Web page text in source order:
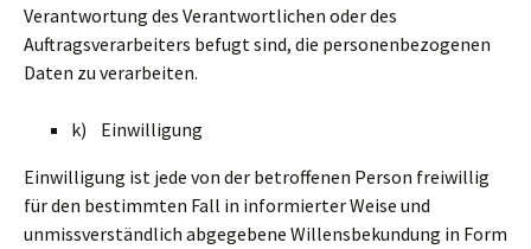
Verantwortung des Verantwortlichen oder des
Auftragsverarbeiters befugt sind, die personenbezogenen
Daten zu verarbeiten.
k) Einwilligung
Einwilligung ist jede von der betroffenen Person freiwillig
für den bestimmten Fall in informierter Weise und
unmissverständlich abgegebene Willensbekundung in Form